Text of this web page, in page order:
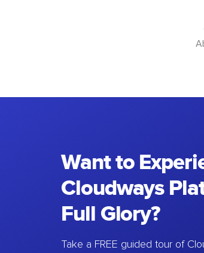
Want to
Cloudways
Full Glory?
Take a FREE guided tour of